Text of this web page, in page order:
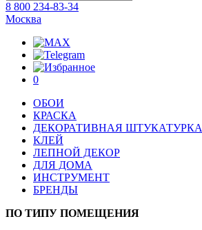
8 800 234-83-34
Москва
0
ОБОИ
КРАСКА
ДЕКОРАТИВНАЯ ШТУКАТУРКА
КЛЕЙ
ЛЕПНОЙ ДЕКОР
ДЛЯ ДОМА
ИНСТРУМЕНТ
БРЕНДЫ
ПО ТИПУ ПОМЕЩЕНИЯ